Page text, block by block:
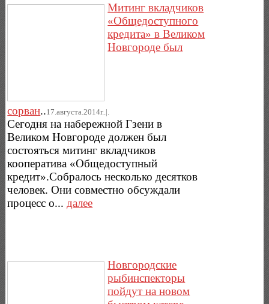
Митинг вкладчиков
«Общедоступного
кредита» в Великом
Новгороде был
сорван..17.августа.2014г..|.
Сегодня на набережной Гзени в
Великом Новгороде должен был
состояться митинг вкладчиков
кооператива «Общедоступный
кредит».Собралось несколько десятков
человек. Они совместно обсуждали
процесс о... далее
Новгородские
рыбинспекторы
пойдут на новом